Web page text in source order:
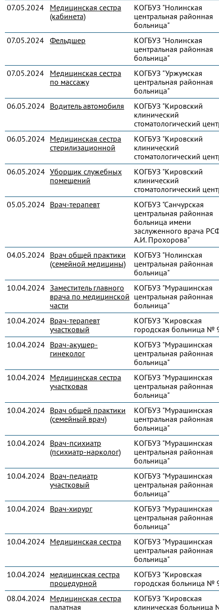
07.05.2024
Медицинская сестра
(кабинета)
КОГБУЗ "Нолинская
центральная районная
больница"
07.05.2024 Фельдшер
КОГБУЗ "Нолинская
центральная районная
больница"
07.05.2024
Медицинская сестра
по массажу
КОГБУЗ "Уржумская
центральная районная
больница"
06.05.2024 Водитель автомобиля
КОГБУЗ "Кировский
клинический
стоматологический
06.05.2024 Медицинская сестра
стерилизационной
КОГБУЗ "Кировский
клинический
стоматологический
06.05.2024 Уборщик служебных
помещений
КОГБУЗ "Кировский
клинический
стоматологический
05.05.2024 Врач-терапевт
КОГБУЗ "Санчурская
центральная районная
больница имени
заслуженного врача
А.И. Прохорова"
04.05.2024 Врач общей практики
(семейной медицины)
КОГБУЗ "Нолинская
центральная районная
больница"
10.04.2024 Заместитель главного
врача по медицинской
части
КОГБУЗ "Мурашинская
центральная районная
больница"
10.04.2024 Врач-терапевт
участковый
КОГБУЗ "Кировская
городская больница №
10.04.2024 Врач-акушер-
гинеколог
КОГБУЗ "Мурашинская
центральная районная
больница"
10.04.2024 Медицинская сестра
участковая
КОГБУЗ "Мурашинская
центральная районная
больница"
10.04.2024 Врач общей практики
(семейный врач)
КОГБУЗ "Мурашинская
центральная районная
больница"
10.04.2024 Врач-психиатр
(психиатр-нарколог)
КОГБУЗ "Мурашинская
центральная районная
больница"
10.04.2024 Врач-педиатр
участковый
КОГБУЗ "Мурашинская
центральная районная
больница"
10.04.2024 Врач-хирург
КОГБУЗ "Мурашинская
центральная районная
больница"
10.04.2024 Медицинская сестра
КОГБУЗ "Мурашинская
центральная районная
больница"
10.04.2024 медицинская сестра
процедурной
КОГБУЗ "Кировская
городская больница №
08.04.2024 Медицинская сестра
палатная
КОГБУЗ "Кировская
клиническая больница